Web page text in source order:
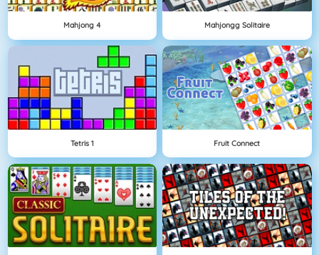
Mahjong 4 Mahjongg Solitaire
Tetris 1 Fruit Connect